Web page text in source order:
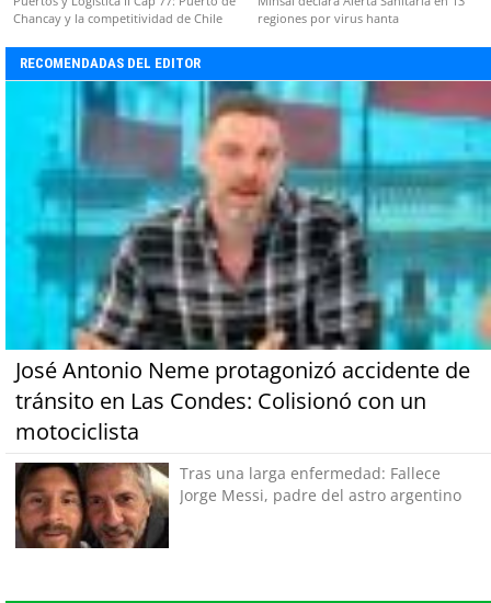
Chancay y la competitividad de Chile
regiones por virus hanta
RECOMENDADAS DEL EDITOR
José Antonio Neme protagonizó accidente de
tránsito en Las Condes: Colisionó con un
motociclista
Tras una larga enfermedad: Fallece
Jorge Messi, padre del astro argentino